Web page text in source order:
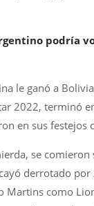
podría
le ganó a
2022, terminó
en sus
se
derrotado
como